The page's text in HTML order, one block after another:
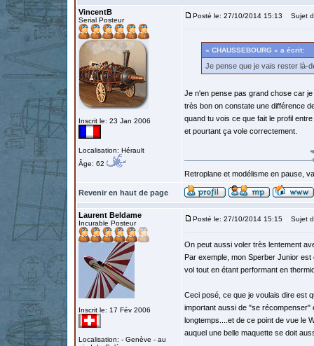
VincentB
Serial Posteur
Inscrit le: 23 Jan 2006
Localisation: Hérault
Âge: 62
Posté le: 27/10/2014 15:13 Sujet
« CHAUSSEBOURG » a écrit:
Je pense que je vais rester là-
Je n'en pense pas grand chose car
très bon on constate une différence
quand tu vois ce que fait le profil
et pourtant ça vole correctement.
Retroplane et modélisme en pause,
Revenir en haut de page
Laurent Beldame
Incurable Posteur
Inscrit le: 17 Fév 2006
Localisation: - Genève - au
Posté le: 27/10/2014 15:15 Sujet
On peut aussi voler très lentement
Par exemple, mon Sperber Junior
vol tout en étant performant en
Ceci posé, ce que je voulais dire est
important aussi de "se récompenser"
longtemps....et de ce point de vue le
auquel une belle maquette se doit